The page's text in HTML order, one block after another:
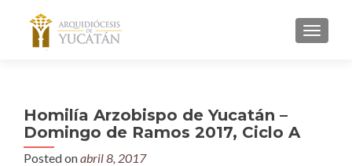
MENU
Homilía Arzobispo de Yucatán –
Domingo de Ramos 2017, Ciclo A
Posted onabril 8, 2017